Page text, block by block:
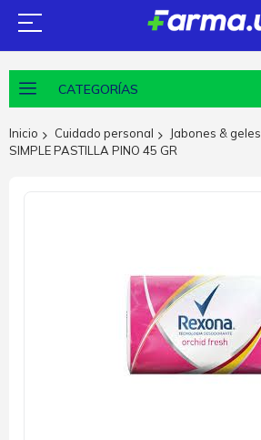
CATEGORÍAS
Inicio Cuidado personal Jabones & geles
SIMPLE PASTILLA PINO 45 GR